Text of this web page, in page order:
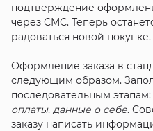
подтверждение
через СМС. Теперь
радоваться новой покупке.
Оформление заказа в
следующим образом.
последовательным этапам:
оплаты, данные о себе.
заказу написать